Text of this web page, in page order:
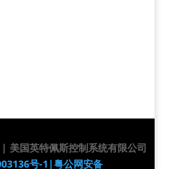
国英特佩斯控制系统有限公司
号-1|粤公网安备